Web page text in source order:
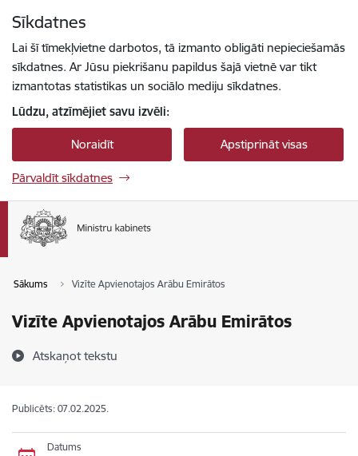
Sīkdatnes
Lai šī tīmekļvietne darbotos, tā izmanto obligāti nepieciešamās
sīkdatnes. Ar Jūsu piekrišanu papildus šajā vietnē var tikt
izmantotas statistikas un sociālo mediju sīkdatnes.
Lūdzu, atzīmējiet savu izvēli:
Noraidīt Apstiprināt visas
Pārvaldīt sīkdatnes
Sākums Vizīte Apvienotajos Arābu Emirātos
Vizīte Apvienotajos Arābu Emirātos
Atskaņot tekstu
Publicēts: 07.02.2025.
Datums